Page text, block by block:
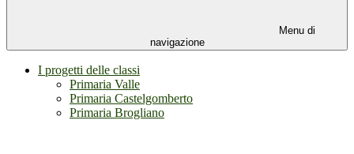
Menu di
navigazione
I progetti delle classi
Primaria Valle
Primaria Castelgomberto
Primaria Brogliano